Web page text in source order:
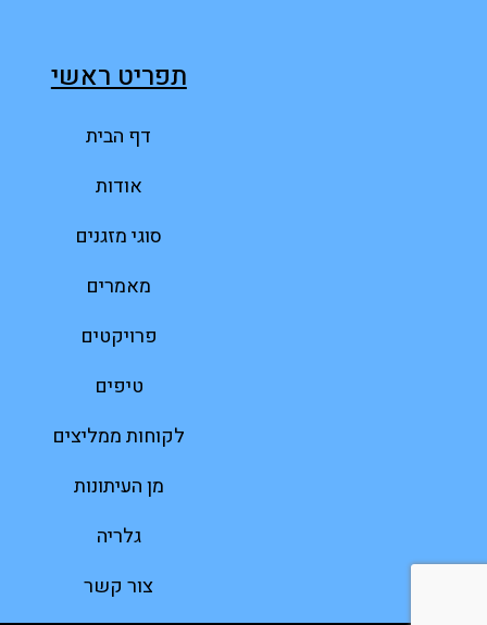
תפריט ראשי
דף הבית
אודות
סוגי מזגנים
מאמרים
פרויקטים
טיפים
לקוחות ממליצים
מן העיתונות
גלריה
צור קשר